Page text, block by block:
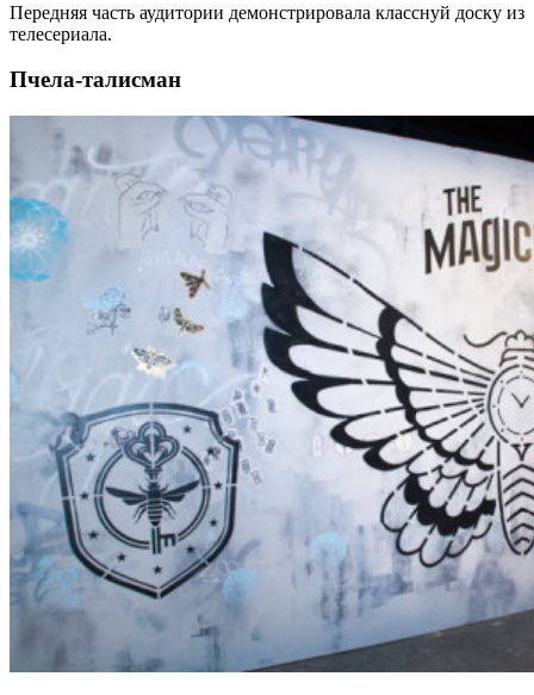
Передняя часть аудитории демонстрировала класснуй доску из
телесериала.
Пчела-талисман